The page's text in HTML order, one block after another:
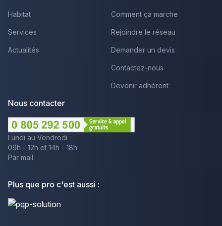
Habitat
Services
Actualités
Comment ça marche
Rejoindre le réseau
Demander un devis
Contactez-nous
Devenir adhérent
Nous contacter
Lundi au Vendredi :
09h - 12h et 14h - 18h
Par mail
Plus que pro c'est aussi :